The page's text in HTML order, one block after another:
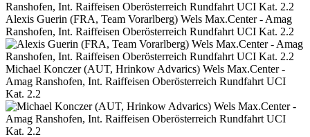
Alexis Guerin (FRA, Team Vorarlberg) Wels Max.Center - Amag
Ranshofen, Int. Raiffeisen Oberösterreich Rundfahrt UCI Kat. 2.2
Michael Konczer (AUT, Hrinkow Advarics) Wels Max.Center -
Amag Ranshofen, Int. Raiffeisen Oberösterreich Rundfahrt UCI
Kat. 2.2